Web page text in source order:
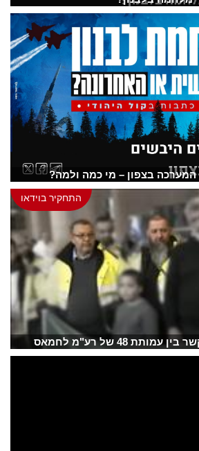
המערכה בצפון – מי כמה ולמה?
התחקיר בוידאו
48 של רע"מ לחמאס